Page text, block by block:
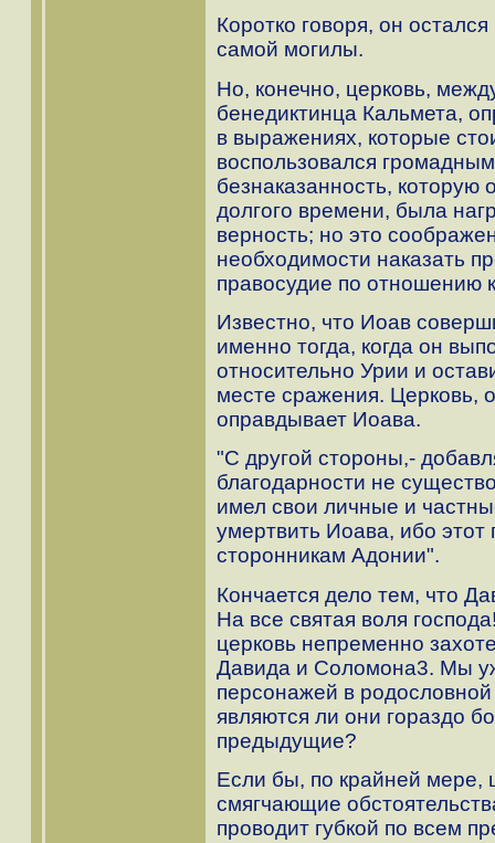
Коротко говоря, он
самой могилы.
Но, конечно, церковь,
бенедиктинца Кальмета,
в выражениях, которые
воспользовался
безнаказанность, которую
долгого времени, была
верность; но это
необходимости наказать
правосудие по отношению
Известно, что Иоав
именно тогда, когда он
относительно Урии и
месте сражения. Церковь,
оправдывает Иоава.
"С другой стороны,-
благодарности не
имел свои личные и
умертвить Иоава, ибо
сторонникам Адонии".
Кончается дело тем, что
На все святая воля
церковь непременно
Давида и Соломона3. Мы
персонажей в
являются ли они гораздо
предыдущие?
Если бы, по крайней мере,
смягчающие
проводит губкой по всем